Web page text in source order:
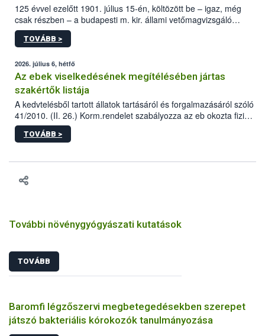
125 évvel ezelőtt 1901. július 15-én, költözött be – igaz, még
csak részben – a budapesti m. kir. állami vetőmagvizsgáló
állomás a Kis Rókus utca 15. szám alatti, Czigler Győző által
tervezett új épületébe.
TOVÁBB >
2026. július 6, hétfő
Az ebek viselkedésének megítélésében jártas
szakértők listája
A kedvtelésből tartott állatok tartásáról és forgalmazásáról szóló
41/2010. (II. 26.) Korm.rendelet szabályozza az eb okozta fizikai
sérülés, illetve ennek veszélye keletkezésekor felmerülő
hatósági feladatokat, valamint a veszélyes eb tartását és annak
vonni az ebek viselkedésének megítélésében jártas szakértőt.
TOVÁBB >
További növénygyógyászati kutatások
TOVÁBB
Baromfi légzőszervi megbetegedésekben szerepet
játszó bakteriális kórokozók tanulmányozása